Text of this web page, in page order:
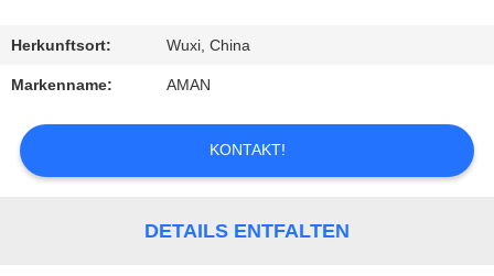
QUALITÄTSKONTROLLE
KONTAKT
MIT
Herkunftsort: Wuxi, China
Markenname: AMAN
KONTAKT!
DETAILS ENTFALTEN